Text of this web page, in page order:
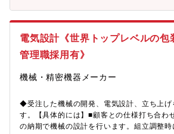
要とする場面や、電源が不安定になった際
うまく作用するようにサポートするもので
デンサは小さいサイズで大容量の電気を貯め
の小型化を実現します。（2）回路保護電子
部品です。過電圧や、ショートが発生した際
電気設計《世界トップレベルの包
管理職採用有》
機械・精密機器メーカー
◆受注した機械の開発、電気設計、立ち上げ
す。【具体的には】■顧客との仕様打ち合わ
の納期で機械の設計を行います。組立調整